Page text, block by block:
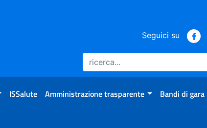
Seguici su
ISSalute Amministrazione trasparente Bandi di gara